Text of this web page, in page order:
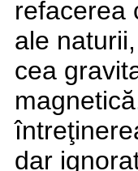
refacerea
ale
cea
dar